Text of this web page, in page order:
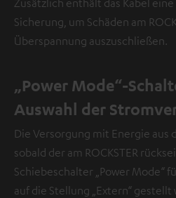
Zusätzlich enthält das Kabel
Sicherung, um Schäden am
Überspannung auszuschließen.
„Power Mode“-
Auswahl der
Die Versorgung mit Energie
sobald der am ROCKSTER
Schiebeschalter „Power Mode“
auf die Stellung „Extern“ gestellt